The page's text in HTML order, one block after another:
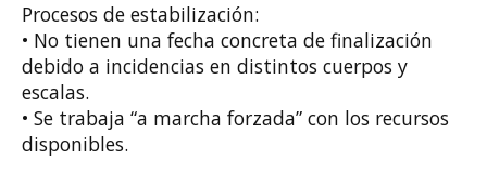
Procesos de estabilización:
• No tienen una fecha concreta de finalización
debido a incidencias en distintos cuerpos y
escalas.
• Se trabaja “a marcha forzada” con los recursos
disponibles.